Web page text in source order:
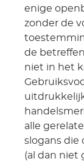
enige
zonder de
de
niet in het
alle
slogans die
(al dan niet